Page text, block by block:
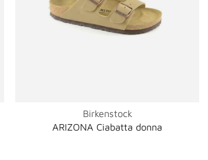
Birkenstock
ARIZONA Ciabatta donna